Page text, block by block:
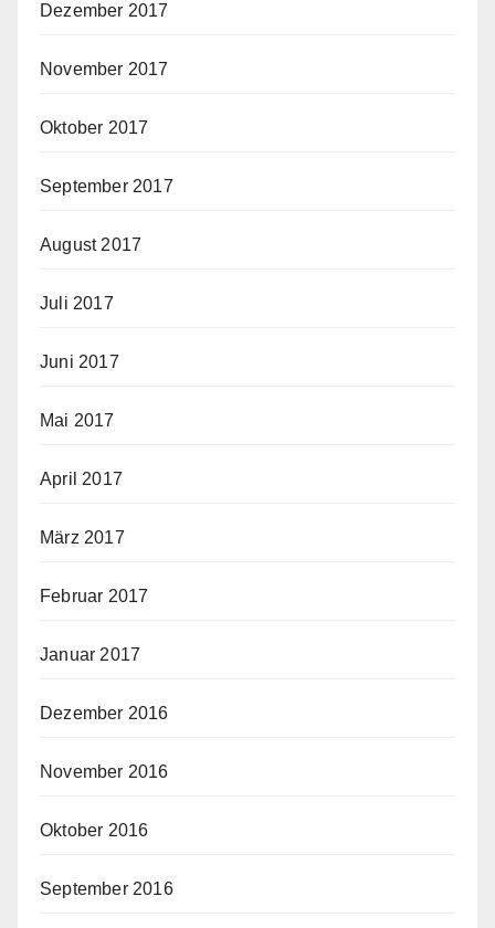
Dezember 2017
November 2017
Oktober 2017
September 2017
August 2017
Juli 2017
Juni 2017
Mai 2017
April 2017
März 2017
Februar 2017
Januar 2017
Dezember 2016
November 2016
Oktober 2016
September 2016